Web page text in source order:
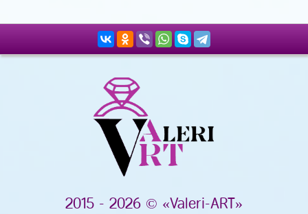
2015 - 2026 © «Valeri-ART»